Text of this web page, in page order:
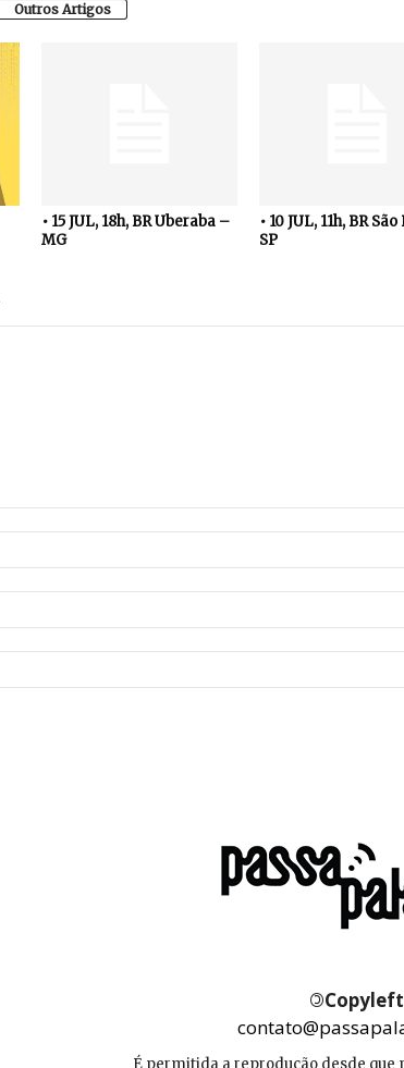
Outros Artigos
• 15 JUL, 18h, BR Uberaba –
MG
• 10 JUL, 11h, BR
SP
©Copyleft
É permitida a reprodução desde que